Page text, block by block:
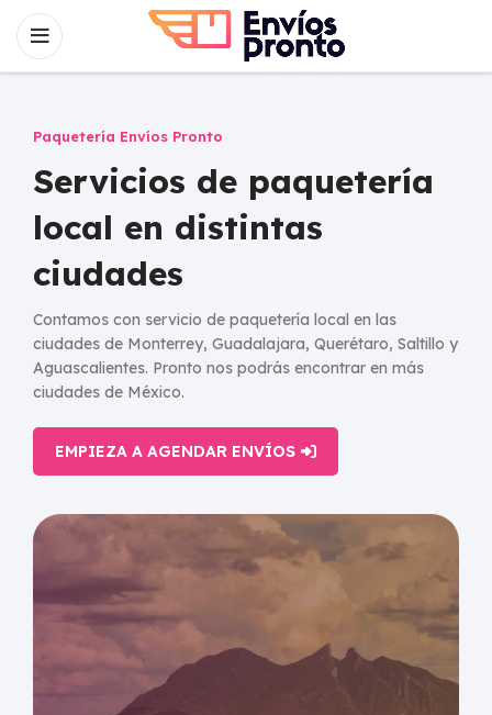
Paquetería Envíos Pronto
Servicios de paquetería
local en distintas
ciudades
Contamos con servicio de paquetería local en las
ciudades de Monterrey, Guadalajara, Querétaro, Saltillo y
Aguascalientes. Pronto nos podrás encontrar en más
ciudades de México.
EMPIEZA A AGENDAR ENVÍOS